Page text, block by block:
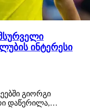
ინტერესი
გიორგი
დაწერილა,